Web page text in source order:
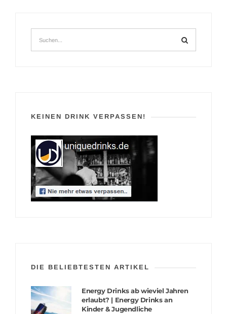
KEINEN DRINK VERPASSEN!
DIE BELIEBTESTEN ARTIKEL
Energy Drinks ab wieviel Jahren
erlaubt? | Energy Drinks an
Kinder & Jugendliche